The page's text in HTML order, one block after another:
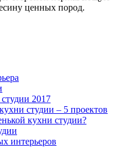
ценных пород.
2017
студии – 5 проектов
кухни студии?
интерьеров